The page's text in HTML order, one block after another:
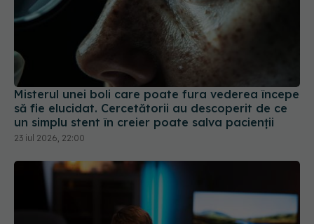
Misterul unei boli care poate fura vederea începe
să fie elucidat. Cercetătorii au descoperit de ce
un simplu stent în creier poate salva pacienții
23 iul 2026, 22:00